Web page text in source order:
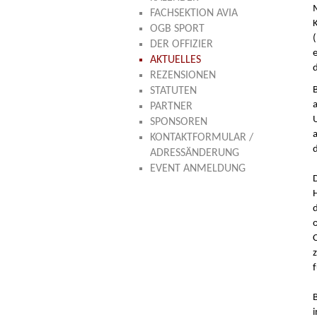
FACHSEKTION AVIA
OGB SPORT
DER OFFIZIER
AKTUELLES
REZENSIONEN
STATUTEN
PARTNER
SPONSOREN
KONTAKTFORMULAR /
ADRESSÄNDERUNG
EVENT ANMELDUNG